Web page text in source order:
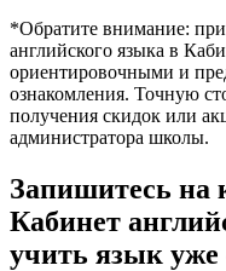
*Обратите внимание:
английского языка в
ориентировочными и
ознакомления. Точную
получения скидок или
администратора школы.
Запишитесь на
Кабинет
учить язык уже